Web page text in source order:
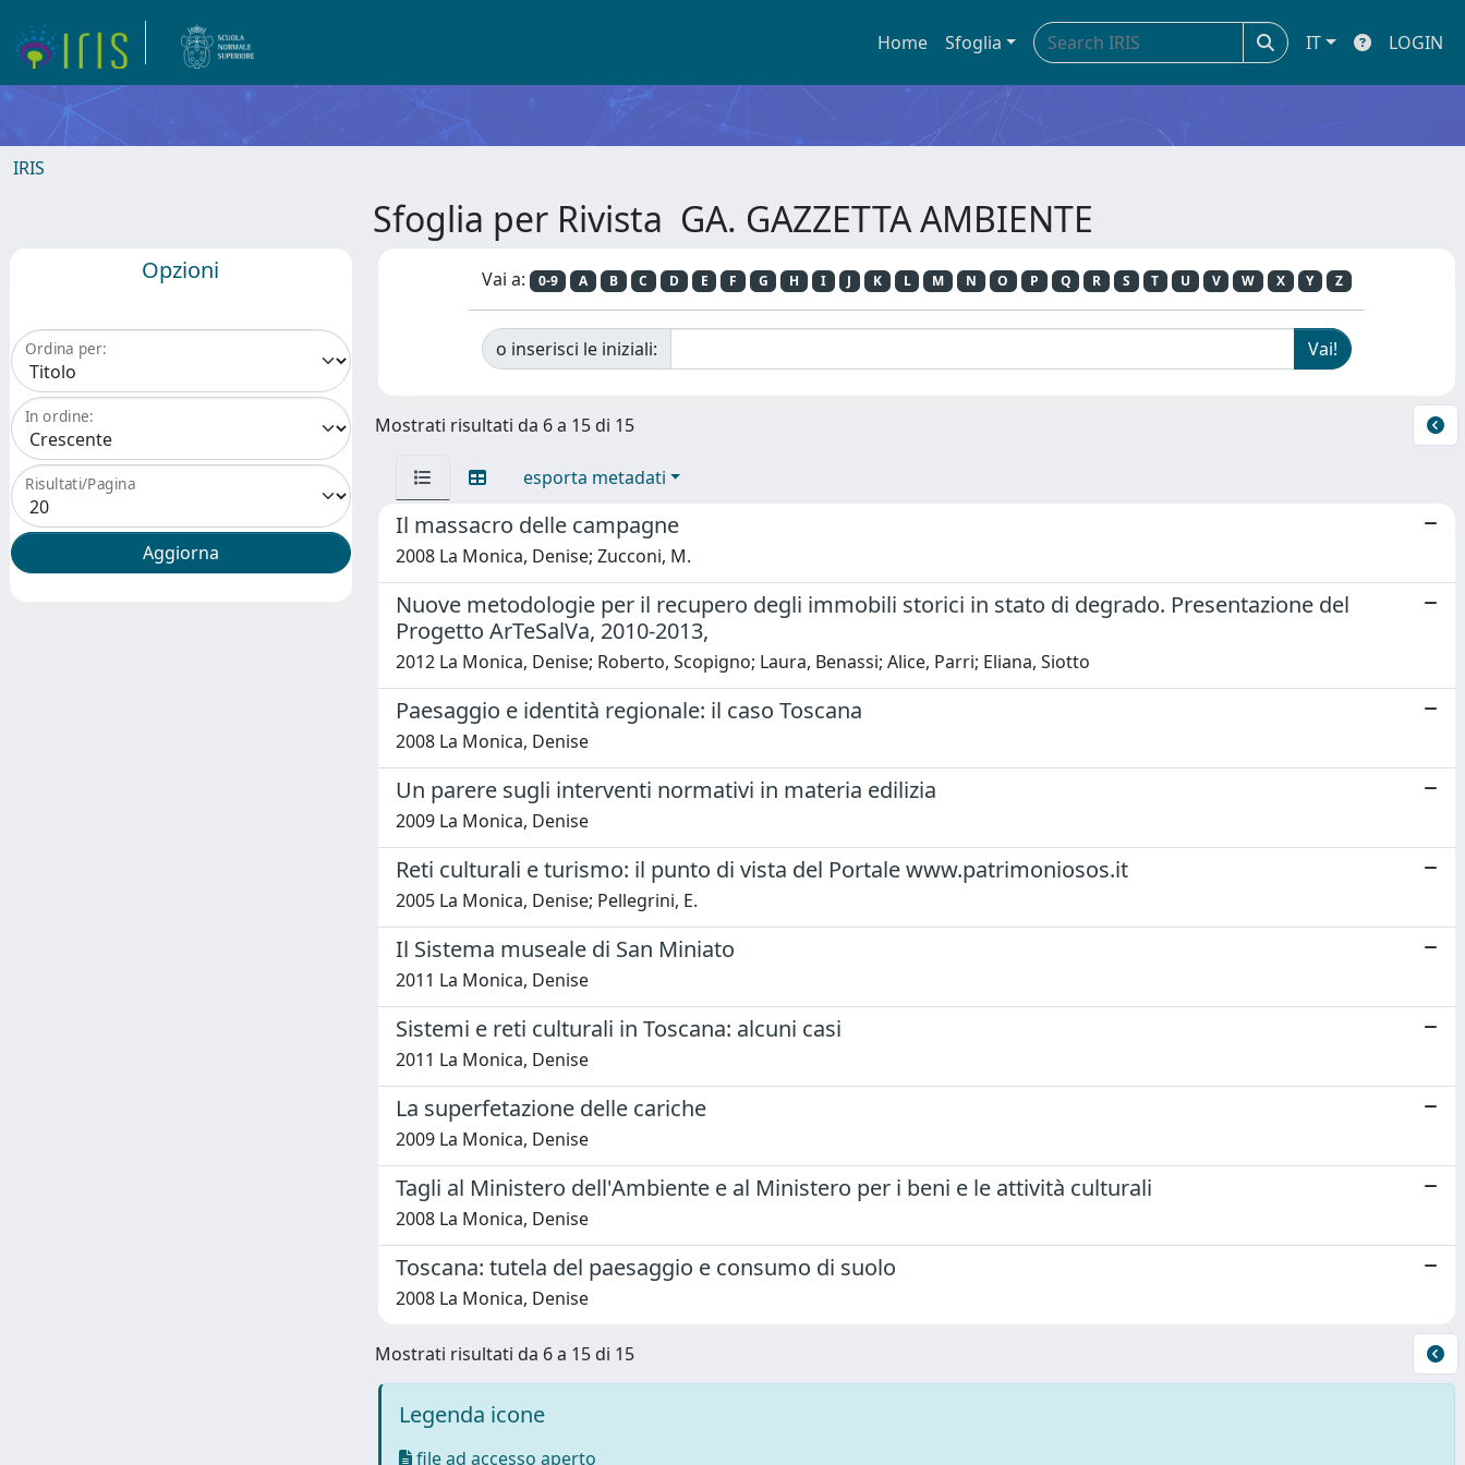
Home Sfoglia IT LOGIN
IRIS
Sfoglia per Rivista GA. GAZZETTA AMBIENTE
Opzioni
Ordina per:
In ordine:
Risultati/Pagina
Vai a: 0-9 A B C D E F G H I J K L M N O P Q R S T U V W X Y Z
o inserisci le iniziali:
Mostrati risultati da 6 a 15 di 15
esporta metadati
Il massacro delle campagne
2008 La Monica, Denise; Zucconi, M.
Nuove metodologie per il recupero degli immobili storici in stato di degrado. Presentazione del
Progetto ArTeSalVa, 2010-2013,
2012 La Monica, Denise; Roberto, Scopigno; Laura, Benassi; Alice, Parri; Eliana, Siotto
Paesaggio e identità regionale: il caso Toscana
2008 La Monica, Denise
Un parere sugli interventi normativi in materia edilizia
2009 La Monica, Denise
Reti culturali e turismo: il punto di vista del Portale www.patrimoniosos.it
2005 La Monica, Denise; Pellegrini, E.
Il Sistema museale di San Miniato
2011 La Monica, Denise
Sistemi e reti culturali in Toscana: alcuni casi
2011 La Monica, Denise
La superfetazione delle cariche
2009 La Monica, Denise
Tagli al Ministero dell'Ambiente e al Ministero per i beni e le attività culturali
2008 La Monica, Denise
Toscana: tutela del paesaggio e consumo di suolo
2008 La Monica, Denise
Mostrati risultati da 6 a 15 di 15
Legenda icone
file ad accesso aperto